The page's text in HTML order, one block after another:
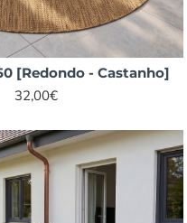
[Redondo - Castanho]
32,00€